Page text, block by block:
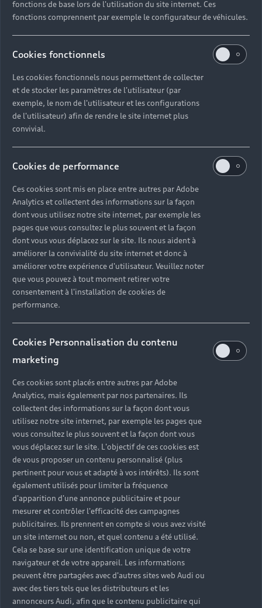
fonctions de base lors de l'utilisation du site internet. Ces
fonctions comprennent par exemple le configurateur de véhicules.
Cookies fonctionnels
Les cookies fonctionnels nous permettent de collecter
et de stocker les paramètres de l'utilisateur (par
exemple, le nom de l'utilisateur et les configurations
de l'utilisateur) afin de rendre le site internet plus
convivial.
Cookies de performance
Ces cookies sont mis en place entre autres par Adobe
Analytics et collectent des informations sur la façon
dont vous utilisez notre site internet, par exemple les
pages que vous consultez le plus souvent et la façon
dont vous vous déplacez sur le site. Ils nous aident à
améliorer la convivialité du site internet et donc à
améliorer votre expérience d'utilisateur. Veuillez noter
que vous pouvez à tout moment retirer votre
consentement à l'installation de cookies de
performance.
Cookies Personnalisation du contenu
marketing
Ces cookies sont placés entre autres par Adobe
Analytics, mais également par nos partenaires. Ils
collectent des informations sur la façon dont vous
utilisez notre site internet, par exemple les pages que
vous consultez le plus souvent et la façon dont vous
vous déplacez sur le site. L'objectif de ces cookies est
de vous proposer un contenu personnalisé (plus
pertinent pour vous et adapté à vos intérêts). Ils sont
également utilisés pour limiter la fréquence
d'apparition d'une annonce publicitaire et pour
mesurer et contrôler l'efficacité des campagnes
publicitaires. Ils prennent en compte si vous avez visité
un site internet ou non, et quel contenu a été utilisé.
Cela se base sur une identification unique de votre
navigateur et de votre appareil. Les informations
peuvent être partagées avec d'autres sites web Audi ou
avec des tiers tels que les distributeurs et les
annonceurs Audi, afin que le contenu publicitaire qui